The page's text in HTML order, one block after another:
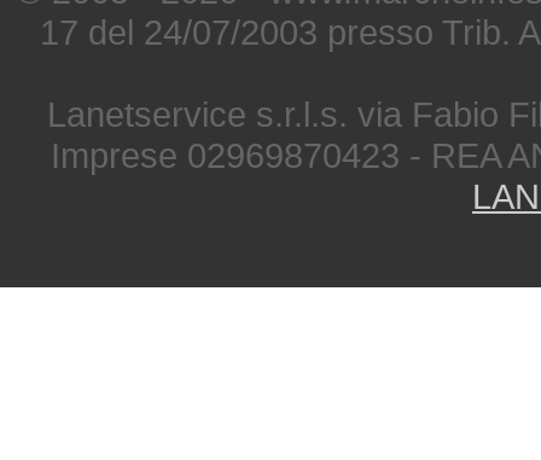
17 del 24/07/2003 presso Trib.
Lanetservice s.r.l.s. via Fabio
Imprese 02969870423 - REA